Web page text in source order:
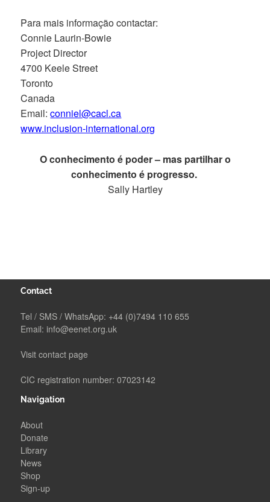
Para mais informação contactar:
Connie Laurin-Bowie
Project Director
4700 Keele Street
Toronto
Canada
Email:conniel@cacl.ca
www.inclusion-international.org
O conhecimento é poder – mas partilhar o
conhecimento é progresso.
Sally Hartley
Contact
Tel / SMS / WhatsApp: +44 (0)7494 110 655
Email: info@eenet.org.uk
Visit contact page
CIC registration number: 07023142
Navigation
About
Donate
Library
News
Shop
Sign-up